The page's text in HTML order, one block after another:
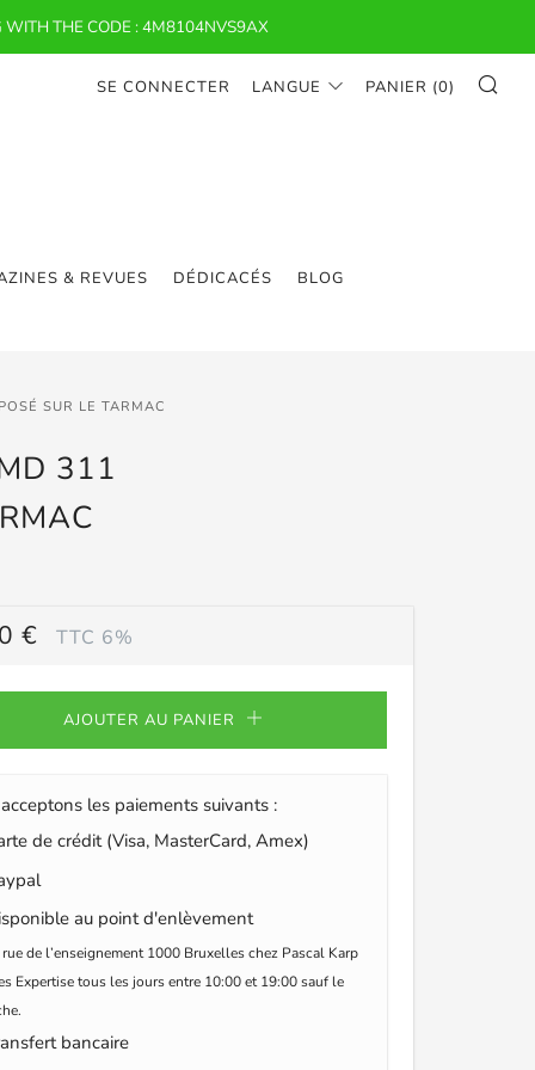
WITH THE CODE : 4M8104NVS9AX
& REVUES DÉDICACÉS
BLOG
SE CONNECTER LANGUE PANIER (0)
SUR LE TARMAC
311
€ TTC 6%
AJOUTER AU PANIER
les paiements suivants :
de crédit (Visa, MasterCard, Amex)
au point d'enlèvement
de l’enseignement 1000 Bruxelles chez Pascal Karp
Expertise tous les jours entre 10:00 et 19:00 sauf le
bancaire